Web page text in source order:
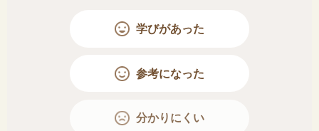
学びがあった
参考になった
分かりにくい